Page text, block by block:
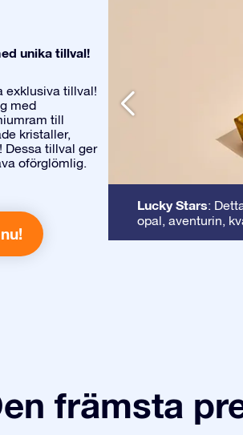
unika tillval!
exklusiva tillval!
med
till
kristaller,
Dessa tillval ger
oförglömlig.
Lucky Stars:
opal, aventurin,
främsta